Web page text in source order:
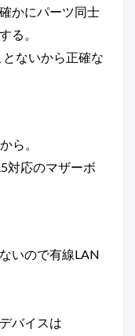
かにパーツ同士
る。
ないから正確な
ら。
対応のマザーボ
いので有線LAN
バイスは